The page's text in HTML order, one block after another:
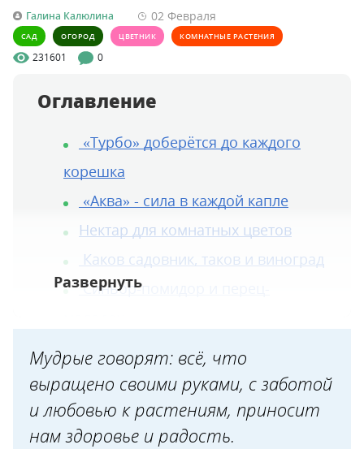
Галина Калюлина 02 Февраля
САД ОГОРОД ЦВЕТНИК КОМНАТНЫЕ РАСТЕНИЯ
231601 0
Оглавление
«Турбо» доберётся до каждого
корешка
«Аква» - сила в каждой капле
Нектар для комнатных цветов
Каков садовник, таков и виноград
Синьор-помидор и перец-
Толстячок-кабачок и огуречная
компания
Хватит на всех!
От семи недуг
Мудрые говорят: всё, что
выращено своими руками, с заботой
и любовью к растениям, приносит
нам здоровье и радость.